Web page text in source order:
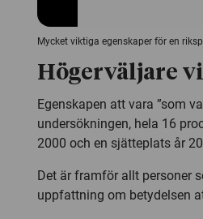
Mycket viktiga egenskaper för en
Högerväljare
Egenskapen att vara ”som
undersökningen, hela 16
2000 och en sjätteplats år
Det är framför allt personer
uppfattning om betydelsen